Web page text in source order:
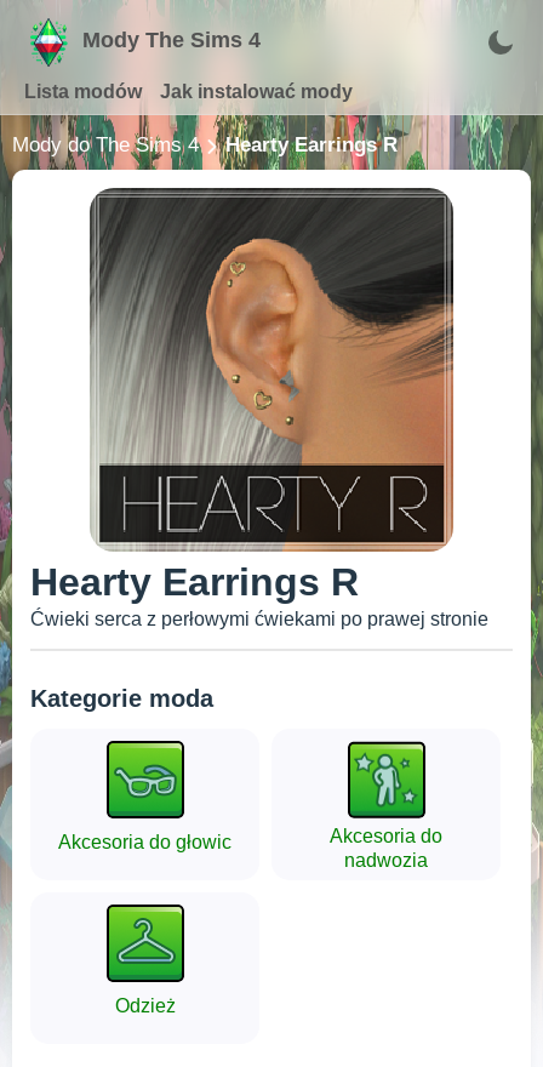
Mody The Sims 4
Lista modów Jak instalować mody
Mody do The Sims 4 Hearty Earrings R
Hearty Earrings R
Ćwieki serca z perłowymi ćwiekami po prawej stronie
Kategorie moda
Akcesoria do głowic
Akcesoria do
nadwozia
Odzież